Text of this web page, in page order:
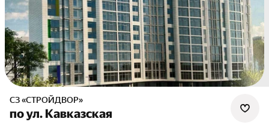
СЗ «СТРОЙДВОР»
по ул. Кавказская